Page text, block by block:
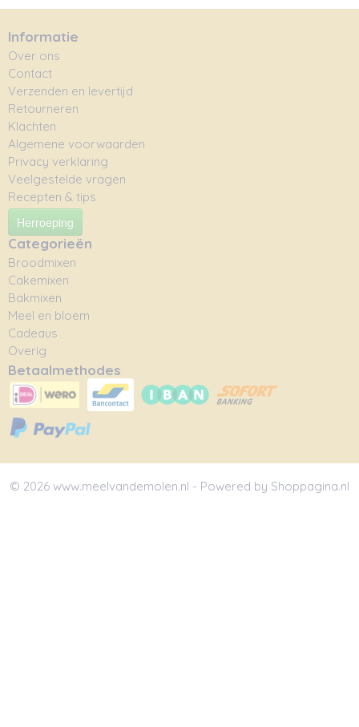
Informatie
Over ons
Contact
Verzenden en levertijd
Retourneren
Klachten
Algemene voorwaarden
Privacy verklaring
Veelgestelde vragen
Recepten & tips
Herroeping
Categorieën
Broodmixen
Cakemixen
Bakmixen
Meel en bloem
Cadeaus
Overig
Betaalmethodes
© 2026 www.meelvandemolen.nl - Powered by Shoppagina.nl